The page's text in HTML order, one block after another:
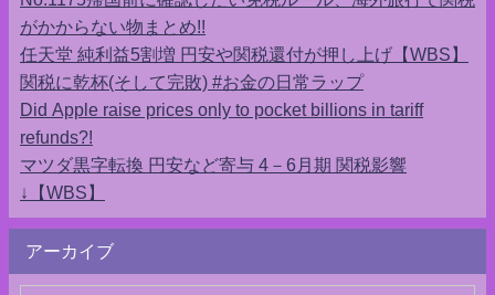
がかからない物まとめ!!
任天堂 純利益5割増 円安や関税還付が押し上げ【WBS】
関税に乾杯(そして完敗) #お金の日常ラップ
Did Apple raise prices only to pocket billions in tariff
refunds?!
マツダ黒字転換 円安など寄与 4－6月期 関税影響
↓【WBS】
アーカイブ